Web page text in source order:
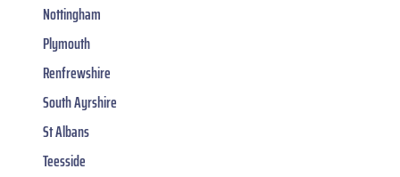
Nottingham
Plymouth
Renfrewshire
South Ayrshire
St Albans
Teesside